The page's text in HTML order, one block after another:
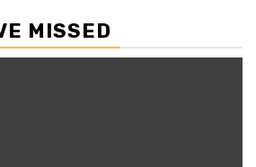
MISSED